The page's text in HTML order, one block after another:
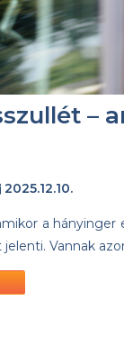
–
2025.12.10.
a
Vannak